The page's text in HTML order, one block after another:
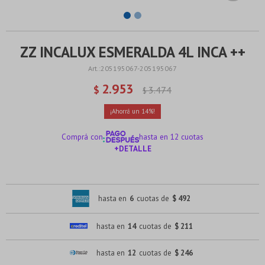
ZZ INCALUX ESMERALDA 4L INCA ++
205195067-205195067
$ 2.953 $3.474
14
Comprá con
hasta en 12 cuotas
+DETALLE
hasta en 6 cuotas de $ 492
hasta en 14 cuotas de $ 211
hasta en 12 cuotas de $ 246